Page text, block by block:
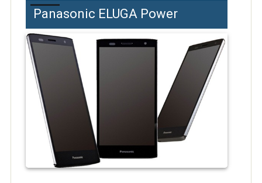
Panasonic ELUGA Power